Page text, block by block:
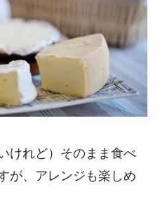
けれど）そのまま食べ
が、アレンジも楽しめ